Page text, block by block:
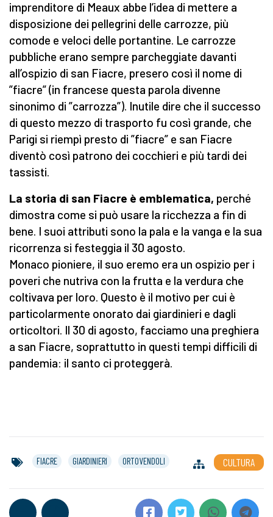
imprenditore di Meaux abbe l’idea di mettere a
disposizione dei pellegrini delle carrozze, più
comode e veloci delle portantine. Le carrozze
pubbliche erano sempre parcheggiate davanti
all’ospizio di san Fiacre, presero così il nome di
”fiacre” (in francese questa parola divenne
sinonimo di ”carrozza”). Inutile dire che il successo
di questo mezzo di trasporto fu così grande, che
Parigi si riempì presto di ”fiacre” e san Fiacre
diventò così patrono dei cocchieri e più tardi dei
tassisti.
La storia di san Fiacre è emblematica, perché
dimostra come si può usare la ricchezza a fin di
bene. I suoi attributi sono la pala e la vanga e la sua
ricorrenza si festeggia il 30 agosto.
Monaco pioniere, il suo eremo era un ospizio per i
poveri che nutriva con la frutta e la verdura che
coltivava per loro. Questo è il motivo per cui è
particolarmente onorato dai giardinieri e dagli
orticoltori. Il 30 di agosto, facciamo una preghiera
a san Fiacre, soprattutto in questi tempi difficili di
pandemia: il santo ci proteggerà.
FIACRE GIARDINIERI ORTOVENDOLI CULTURA